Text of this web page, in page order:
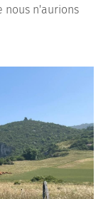
nous n'aurions